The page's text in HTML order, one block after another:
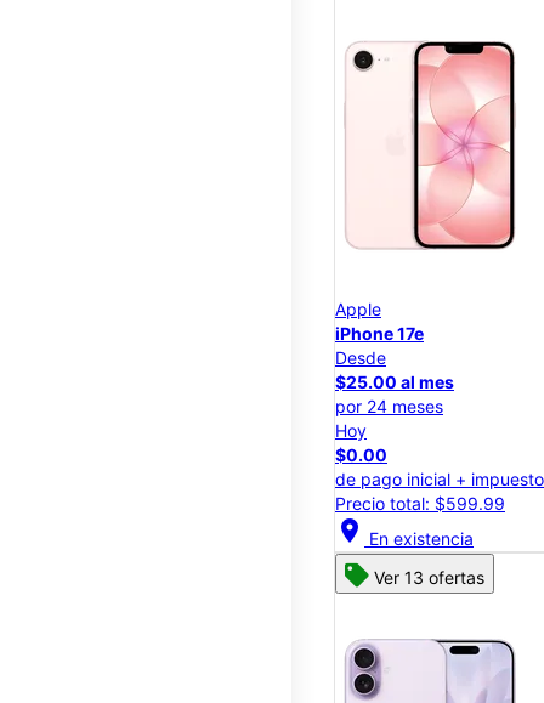
Apple
iPhone 17e
Desde
$25.00 al mes
por 24 meses
Hoy
$0.00
de pago inicial +
Precio total: $599.99
location_on En existencia
Ver 13 ofertas